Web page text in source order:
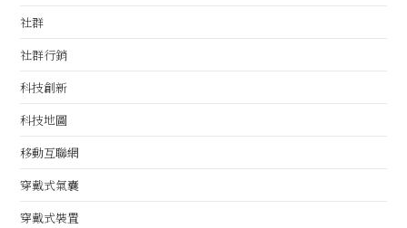
社群
社群行銷
科技創新
科技地圖
移動互聯網
穿戴式氣囊
穿戴式裝置